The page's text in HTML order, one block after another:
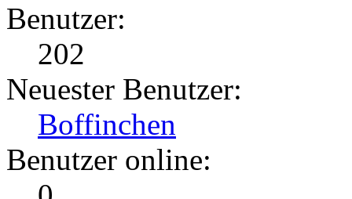
Benutzer:
202
Neuester Benutzer:
Boffinchen
Benutzer online: